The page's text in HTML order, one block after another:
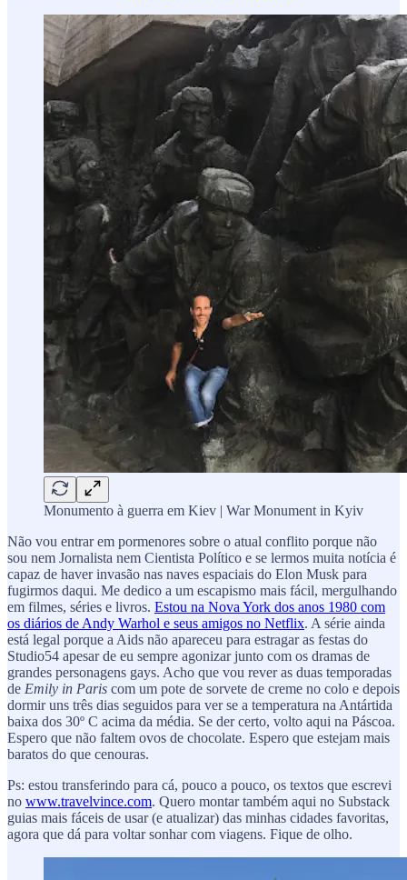
Monumento à guerra em Kiev | War Monument in Kyiv
Não vou entrar em pormenores sobre o atual conflito porque não
sou nem Jornalista nem Cientista Político e se lermos muita notícia é
capaz de haver invasão nas naves espaciais do Elon Musk para
fugirmos daqui. Me dedico a um escapismo mais fácil, mergulhando
em filmes, séries e livros. Estou na Nova York dos anos 1980 com
os diários de Andy Warhol e seus amigos no Netflix. A série ainda
está legal porque a Aids não apareceu para estragar as festas do
Studio54 apesar de eu sempre agonizar junto com os dramas de
grandes personagens gays. Acho que vou rever as duas temporadas
de Emily in Paris com um pote de sorvete de creme no colo e depois
dormir uns três dias seguidos para ver se a temperatura na Antártida
baixa dos 30º C acima da média. Se der certo, volto aqui na Páscoa.
Espero que não faltem ovos de chocolate. Espero que estejam mais
baratos do que cenouras.
Ps: estou transferindo para cá, pouco a pouco, os textos que escrevi
no www.travelvince.com. Quero montar também aqui no Substack
guias mais fáceis de usar (e atualizar) das minhas cidades favoritas,
agora que dá para voltar sonhar com viagens. Fique de olho.